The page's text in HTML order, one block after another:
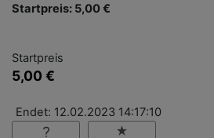
Startpreis: 5,00 €
Startpreis
5,00 €
Endet: 12.02.2023 14:17:10